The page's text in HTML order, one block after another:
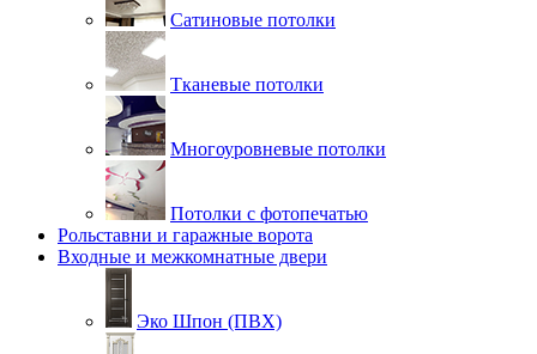
Сатиновые потолки
Тканевые потолки
Многоуровневые потолки
Потолки с фотопечатью
Рольставни и гаражные ворота
Входные и межкомнатные двери
Эко Шпон (ПВХ)